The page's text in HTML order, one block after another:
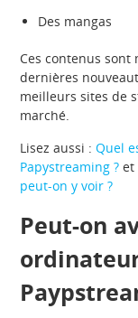
Des mangas
Ces contenus
dernières
meilleurs sites de
marché.
Lisez aussi :Quel
Papystreaming ? et
peut-on y voir ?
Peut-on